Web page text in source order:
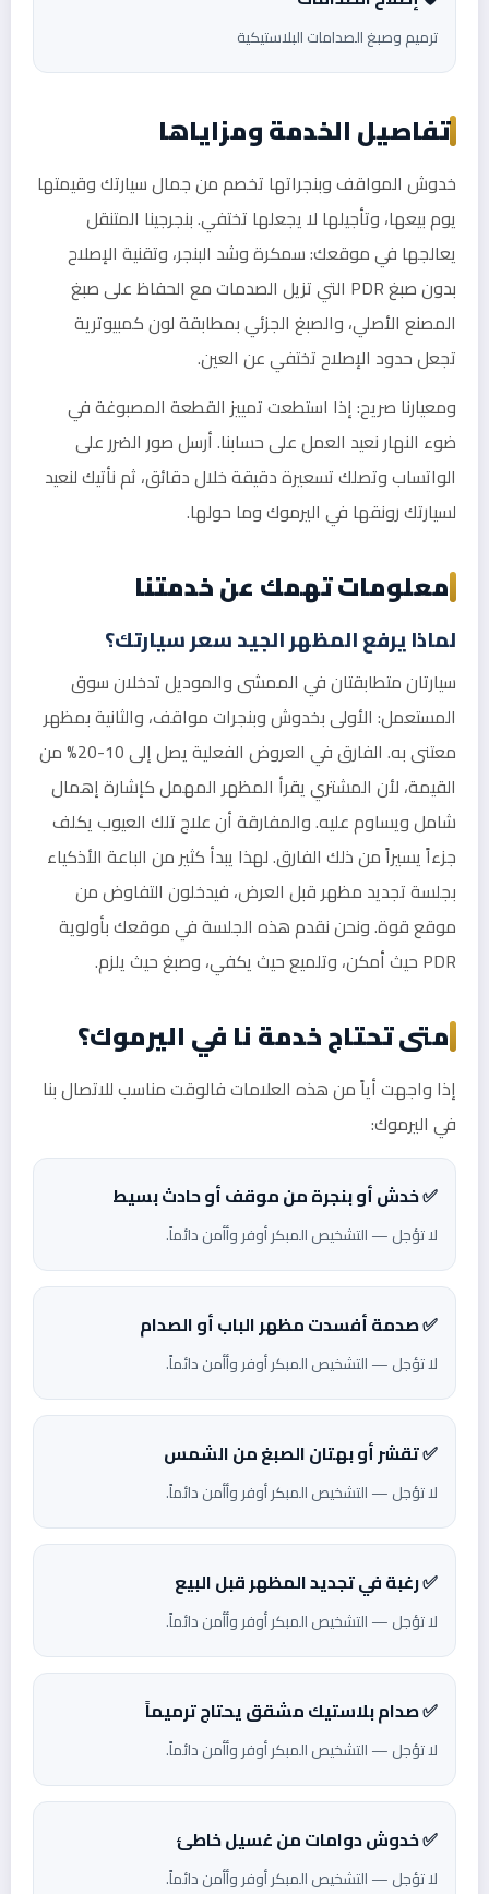
ترميم وصبغ الصدامات البلاستيكية
تفاصيل الخدمة ومزاياها
خدوش المواقف وبنجراتها تخصم من جمال سيارتك وقيمتها
يوم بيعها، وتأجيلها لا يجعلها تختفي. بنجرجينا المتنقل
يعالجها في موقعك: سمكرة وشد البنجر، وتقنية الإصلاح
بدون صبغ PDR التي تزيل الصدمات مع الحفاظ على صبغ
المصنع الأصلي، والصبغ الجزئي بمطابقة لون كمبيوترية
تجعل حدود الإصلاح تختفي عن العين.
ومعيارنا صريح: إذا استطعت تمييز القطعة المصبوغة في
ضوء النهار نعيد العمل على حسابنا. أرسل صور الضرر على
الواتساب وتصلك تسعيرة دقيقة خلال دقائق، ثم نأتيك لنعيد
لسيارتك رونقها في اليرموك وما حولها.
معلومات تهمك عن خدمتنا
لماذا يرفع المظهر الجيد سعر سيارتك؟
سيارتان متطابقتان في الممشى والموديل تدخلان سوق
المستعمل: الأولى بخدوش وبنجرات مواقف، والثانية بمظهر
معتنى به. الفارق في العروض الفعلية يصل إلى 10-20% من
القيمة، لأن المشتري يقرأ المظهر المهمل كإشارة إهمال
شامل ويساوم عليه. والمفارقة أن علاج تلك العيوب يكلف
جزءاً يسيراً من ذلك الفارق. لهذا يبدأ كثير من الباعة الأذكياء
بجلسة تجديد مظهر قبل العرض، فيدخلون التفاوض من
موقع قوة. ونحن نقدم هذه الجلسة في موقعك بأولوية
PDR حيث أمكن، وتلميع حيث يكفي، وصبغ حيث يلزم.
متى تحتاج خدمة نا في اليرموك؟
إذا واجهت أياً من هذه العلامات فالوقت مناسب للاتصال بنا
في اليرموك:
✅ خدش أو بنجرة من موقف أو حادث بسيط
لا تؤجل — التشخيص المبكر أوفر وأأمن دائماً.
✅ صدمة أفسدت مظهر الباب أو الصدام
لا تؤجل — التشخيص المبكر أوفر وأأمن دائماً.
✅ تقشر أو بهتان الصبغ من الشمس
لا تؤجل — التشخيص المبكر أوفر وأأمن دائماً.
✅ رغبة في تجديد المظهر قبل البيع
لا تؤجل — التشخيص المبكر أوفر وأأمن دائماً.
✅ صدام بلاستيك مشقق يحتاج ترميماً
لا تؤجل — التشخيص المبكر أوفر وأأمن دائماً.
✅ خدوش دوامات من غسيل خاطئ
لا تؤجل — التشخيص المبكر أوفر وأأمن دائماً.